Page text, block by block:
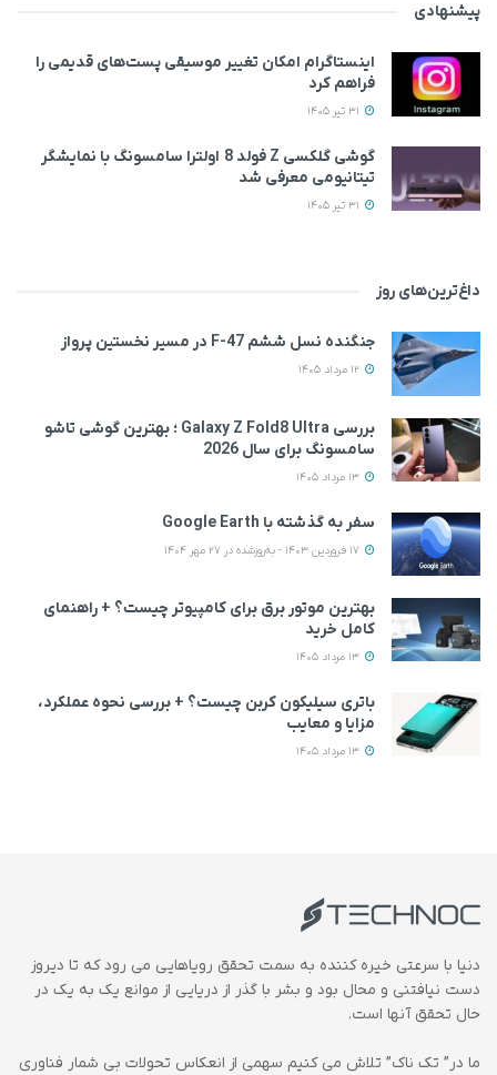
پیشنهادی
اینستاگرام امکان تغییر موسیقی پست‌های قدیمی را
فراهم کرد
گوشی گلکسی Z فولد 8 اولترا سامسونگ با نمایشگر
تیتانیومی معرفی شد
داغ‌ترین‌های روز
جنگنده نسل ششم F-47 در مسیر نخستین پرواز
بررسی Galaxy Z Fold8 Ultra ؛ بهترین گوشی تاشو
سامسونگ برای سال 2026
سفر به گذشته با Google Earth
بهترین موتور برق برای کامپیوتر چیست؟ + راهنمای
کامل خرید
باتری سیلیکون کربن چیست؟ + بررسی نحوه عملکرد،
مزایا و معایب
دنیا با سرعتی خیره کننده به سمت تحقق رویاهایی می رود که تا دیروز
دست نیافتنی و محال بود و بشر با گذر از دریایی از موانع یک به یک در
حال تحقق آنها است.
ما در” تک ناک” تلاش می کنیم سهمی از انعکاس تحولات بی شمار فناوری